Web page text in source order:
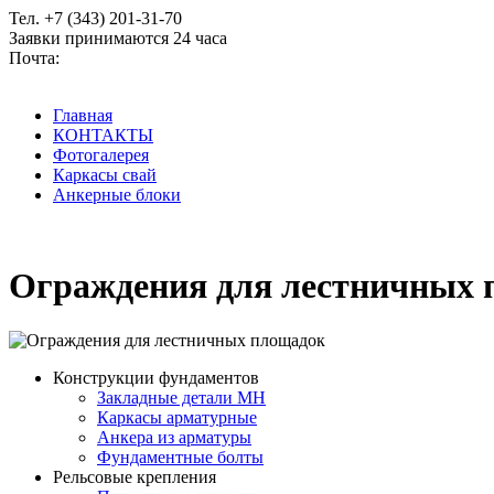
Тел. +7 (343) 201-31-70
Заявки принимаются 24 часа
Почта:
Главная
КОНТАКТЫ
Фотогалерея
Каркасы свай
Анкерные блоки
Ограждения для лестничных
Конструкции фундаментов
Закладные детали МН
Каркасы арматурные
Анкера из арматуры
Фундаментные болты
Рельсовые крепления